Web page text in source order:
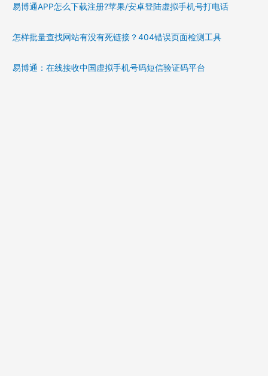
易博通APP怎么下载注册?苹果/安卓登陆虚拟手机号打电话
怎样批量查找网站有没有死链接？404错误页面检测工具
易博通：在线接收中国虚拟手机号码短信验证码平台